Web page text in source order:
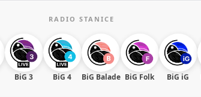
RADIO STANICE
BiG 3 BiG 4 BiG Balade BiG Folk BiG iG